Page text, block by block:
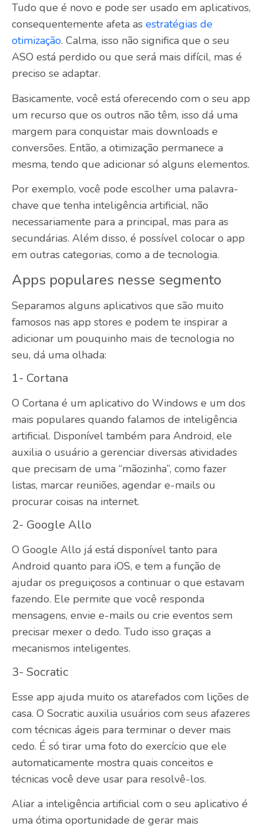
Tudo que é novo e pode ser usado em aplicativos,
consequentemente afeta as estratégias de
otimização. Calma, isso não significa que o seu
ASO está perdido ou que será mais difícil, mas é
preciso se adaptar.
Basicamente, você está oferecendo com o seu app
um recurso que os outros não têm, isso dá uma
margem para conquistar mais downloads e
conversões. Então, a otimização permanece a
mesma, tendo que adicionar só alguns elementos.
Por exemplo, você pode escolher uma palavra-
chave que tenha inteligência artificial, não
necessariamente para a principal, mas para as
secundárias. Além disso, é possível colocar o app
em outras categorias, como a de tecnologia.
Apps populares nesse segmento
Separamos alguns aplicativos que são muito
famosos nas app stores e podem te inspirar a
adicionar um pouquinho mais de tecnologia no
seu, dá uma olhada:
1- Cortana
O Cortana é um aplicativo do Windows e um dos
mais populares quando falamos de inteligência
artificial. Disponível também para Android, ele
auxilia o usuário a gerenciar diversas atividades
que precisam de uma “mãozinha”, como fazer
listas, marcar reuniões, agendar e-mails ou
procurar coisas na internet.
2- Google Allo
O Google Allo já está disponível tanto para
Android quanto para iOS, e tem a função de
ajudar os preguiçosos a continuar o que estavam
fazendo. Ele permite que você responda
mensagens, envie e-mails ou crie eventos sem
precisar mexer o dedo. Tudo isso graças a
mecanismos inteligentes.
3- Socratic
Esse app ajuda muito os atarefados com lições de
casa. O Socratic auxilia usuários com seus afazeres
com técnicas ágeis para terminar o dever mais
cedo. É só tirar uma foto do exercício que ele
automaticamente mostra quais conceitos e
técnicas você deve usar para resolvê-los.
Aliar a inteligência artificial com o seu aplicativo é
uma ótima oportunidade de gerar mais